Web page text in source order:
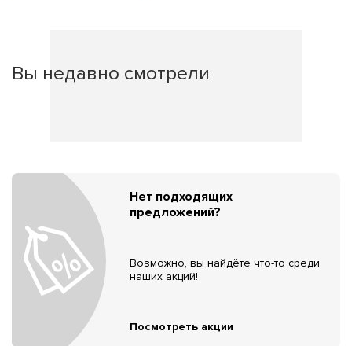
Вы недавно смотрели
Нет подходящих
предложений?
Возможно, вы найдёте что-то среди
наших акций!
Посмотреть акции